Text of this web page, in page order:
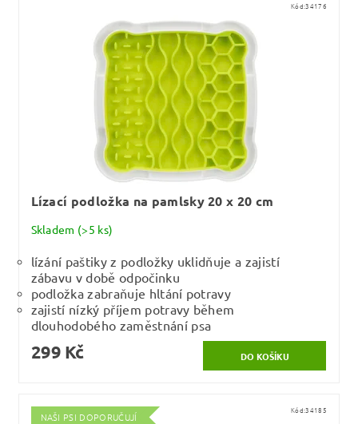
Kód:34176
Lízací podložka na pamlsky 20 x 20 cm
Skladem (>5 ks)
lízání paštiky z podložky uklidňuje a zajistí
zábavu v době odpočinku
podložka zabraňuje hltání potravy
zajistí nízký příjem potravy během
dlouhodobého zaměstnání psa
299 Kč
NAŠI PSI DOPORUČUJÍ
Kód:34185